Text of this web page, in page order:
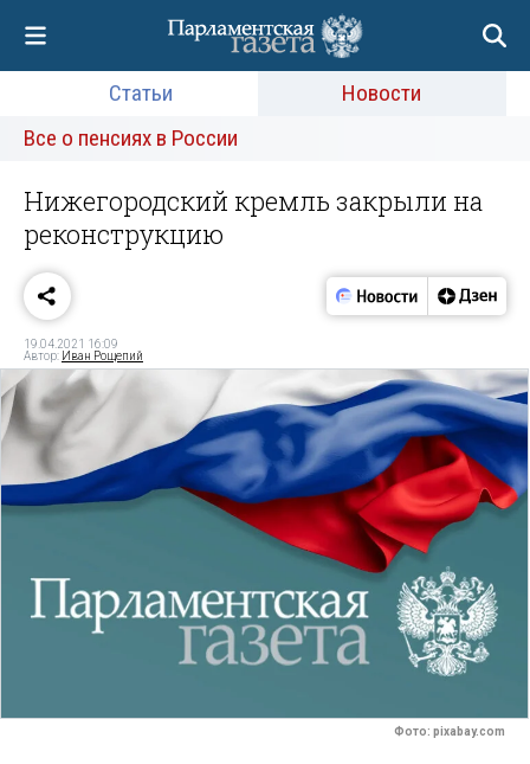
Статьи
Новости
Все о пенсиях в России
Нижегородский кремль закрыли на
реконструкцию
19.04.2021 16:09
Автор: Иван Рощепий
Фото: pixabay.com